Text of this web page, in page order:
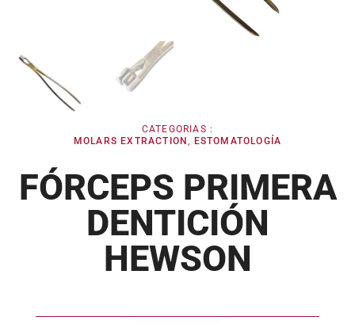
CATEGORIAS :
MOLARS EXTRACTION, ESTOMATOLOGÍA
FÓRCEPS PRIMERA
DENTICIÓN
HEWSON